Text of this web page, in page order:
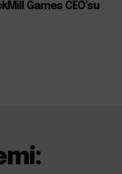
Games CEO’su